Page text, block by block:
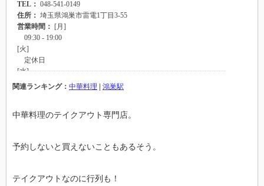
関連ランキング： 中華料理 鴻巣駅
中華料理のテイクアウト専門店。
予約しないと買えないこともあるそう。
テイクアウトなのに行列も！